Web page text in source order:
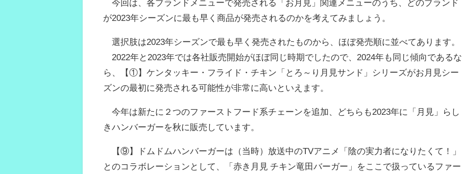
今回は、各ブランドメニューで発売される「お月見」関連メニューのうち、どのブランド
が2023年シーズンに最も早く商品が発売されるのかを考えてみましょう。
選択肢は2023年シーズンで最も早く発売されたものから、ほぼ発売順に並べてあります。
2022年と2023年では各社販売開始がほぼ同じ時期でしたので、2024年も同じ傾向であるな
ら、【①】ケンタッキー・フライド・チキン「とろ～り月見サンド」シリーズがお月見シー
ズンの最初に発売される可能性が非常に高いといえます。
今年は新たに２つのファーストフード系チェーンを追加、どちらも2023年に「月見」らし
きハンバーガーを秋に販売しています。
【⑨】ドムドムハンバーガーは（当時）放送中のTVアニメ「陰の実力者になりたくて！」
とのコラボレーションとして、「赤き月見 チキン竜田バーガー」をここで扱っているファー